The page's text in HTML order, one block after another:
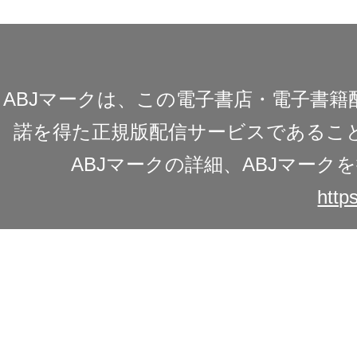
ABJマークは、この電子書店・電子書
諾を得た正規版配信サービスであるこ
ABJマークの詳細、ABJマーク